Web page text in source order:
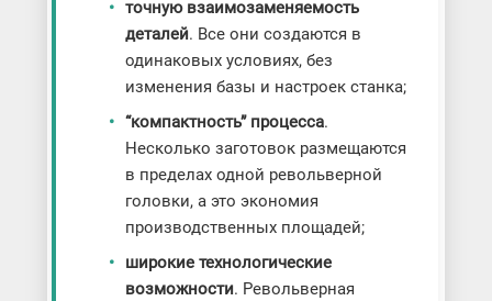
точную взаимозаменяемость
деталей. Все они создаются в
одинаковых условиях, без
изменения базы и настроек станка;
“компактность” процесса.
Несколько заготовок размещаются
в пределах одной револьверной
головки, а это экономия
производственных площадей;
широкие технологические
возможности. Револьверная